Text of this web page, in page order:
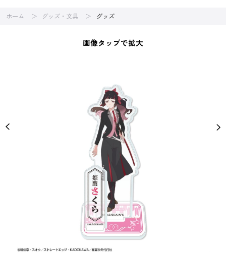
ホーム グッズ・文具 グッズ
画像タップで拡大